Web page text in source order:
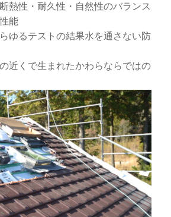
熱性・耐久性・自然性のバランス
能
ゆるテストの結果水を通さない防
近くで生まれたかわらならではの